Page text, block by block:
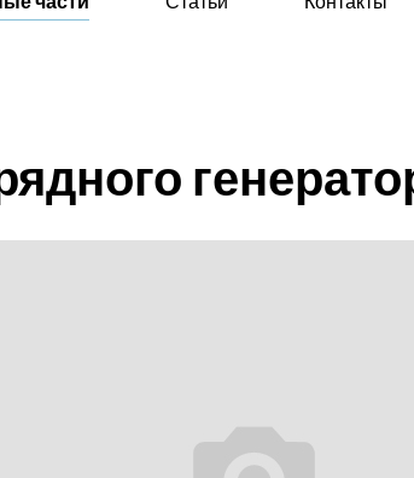
- Предпусковые подогреватели
двигателей